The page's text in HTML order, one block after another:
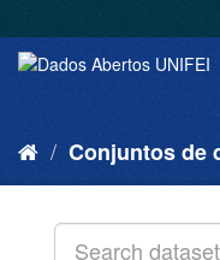
Conjuntos de